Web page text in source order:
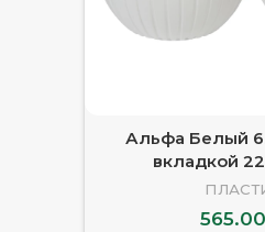
Альфа Белый
вкладкой